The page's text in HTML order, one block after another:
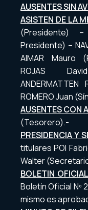
AUSENTES SIN
ASISTEN DE LA
(Presidente)
Presidente) –
AIMAR Mauro
ROJAS
ROMERO Juan
AUSENTES CON
(Tesorero).-
PRESIDENCIA Y
titulares POI
Walter
BOLETIN OFICIAL
Boletín Oficial Nº
mismo es